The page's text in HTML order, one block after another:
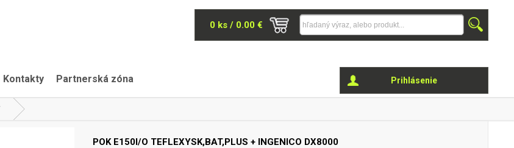
0 ks / 0.00 €
Kontakty Partnerská zóna Prihlásenie
POK E150I/O TEFLEXYSK,BAT,PLUS + INGENICO DX8000